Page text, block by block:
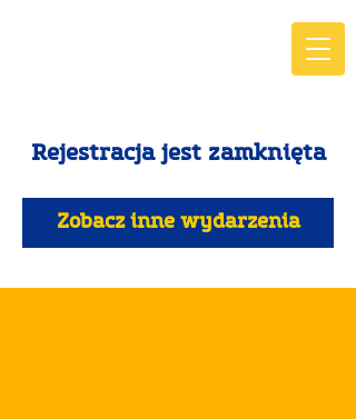
Rejestracja jest zamknięta
Zobacz inne wydarzenia